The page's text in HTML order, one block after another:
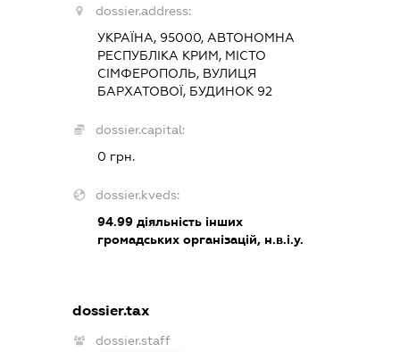
dossier.address:
УКРАЇНА, 95000, АВТОНОМНА
РЕСПУБЛІКА КРИМ, МІСТО
СІМФЕРОПОЛЬ, ВУЛИЦЯ
БАРХАТОВОЇ, БУДИНОК 92
dossier.capital:
0 грн.
dossier.kveds:
94.99діяльність інших
громадських організацій, н.в.і.у.
dossier.tax
dossier.staff